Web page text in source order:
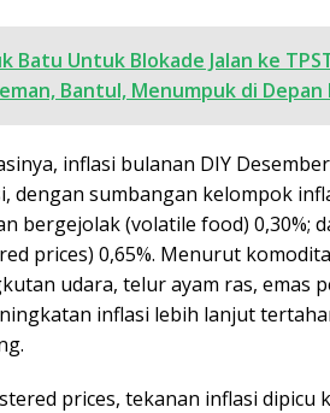
Batu Untuk Blokade Jalan ke
Bantul, Menumpuk di Depan
inflasi bulanan DIY
dengan sumbangan kelompok
bergejolak (volatile food) 0,30%;
prices) 0,65%. Menurut
udara, telur ayam ras, emas
inflasi lebih lanjut
prices, tekanan inflasi